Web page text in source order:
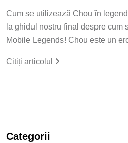
Cum se utilizează Chou în
la ghidul nostru final despre cum
Mobile Legends! Chou este un
Citiți articolul
Categorii